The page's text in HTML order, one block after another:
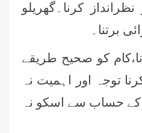
کرنا۔گھریلو
برتنا۔
کو صحیح طریقے
توجہ اور اہمیت نہ
کے حساب سے اسکو نہ